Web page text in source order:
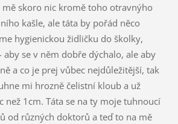
mě skoro nic kromě toho otravnýho
kašle, ale táta by pořád něco
hygienickou židličku do školky,
aby se v něm dobře dýchalo, ale aby
a co je prej vůbec nejdůležitější, tak
mi hrozně čelistní kloub a už
než 1cm. Táta se na ty moje tuhnoucí
od různých doktorů a teď to na mě